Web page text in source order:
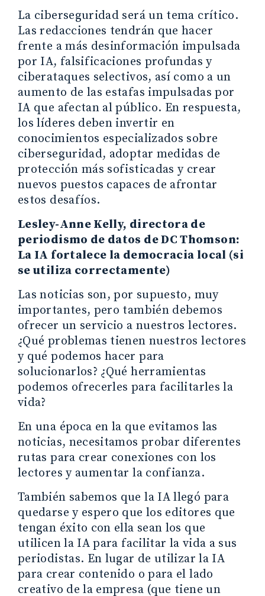
La ciberseguridad será un tema crítico.
Las redacciones tendrán que hacer
frente a más desinformación impulsada
por IA, falsificaciones profundas y
ciberataques selectivos, así como a un
aumento de las estafas impulsadas por
IA que afectan al público. En respuesta,
los líderes deben invertir en
conocimientos especializados sobre
ciberseguridad, adoptar medidas de
protección más sofisticadas y crear
nuevos puestos capaces de afrontar
estos desafíos.
Lesley-Anne Kelly, directora de
periodismo de datos de DC Thomson:
La IA fortalece la democracia local (si
se utiliza correctamente)
Las noticias son, por supuesto, muy
importantes, pero también debemos
ofrecer un servicio a nuestros lectores.
¿Qué problemas tienen nuestros lectores
y qué podemos hacer para
solucionarlos? ¿Qué herramientas
podemos ofrecerles para facilitarles la
vida?
En una época en la que evitamos las
noticias, necesitamos probar diferentes
rutas para crear conexiones con los
lectores y aumentar la confianza.
También sabemos que la IA llegó para
quedarse y espero que los editores que
tengan éxito con ella sean los que
utilicen la IA para facilitar la vida a sus
periodistas. En lugar de utilizar la IA
para crear contenido o para el lado
creativo de la empresa (que tiene un